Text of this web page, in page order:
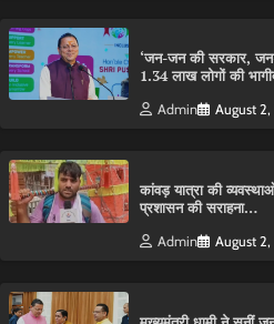
‘जन-जन की सरकार,
1.34 लाख लोगों की
Admin August
कांवड़ यात्रा की
प्रशासन की सराहना…
Admin August